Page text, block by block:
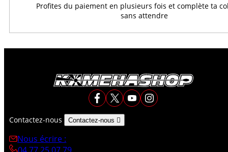
Profites du paiement en plusieurs fois et complète ta
sans attendre
Contactez-nous Contactez-nous 
Nous écrire :